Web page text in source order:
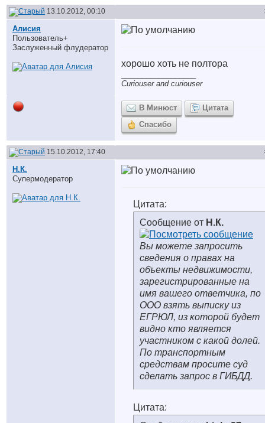
13.10.2012, 00:10
Алисия
Пользователь+
Заслуженный флудератор
хорошо хоть не полтора
Curiouser and curiouser
В Минюст
Цитата
Спасибо
15.10.2012, 17:40
Н.К.
Супермодератор
Цитата:
Сообщение от Н.К.
Вы можете запросить
сведения о правах на
объекты недвижимости,
зарегистрированные на
имя вашего ответчика, по
ООО взять выписку из
ЕГРЮЛ, из которой будет
видно кто является
участником с какой долей.
По транспортным
средствам просите суд
сделать запрос в ГИБДД.
Цитата: